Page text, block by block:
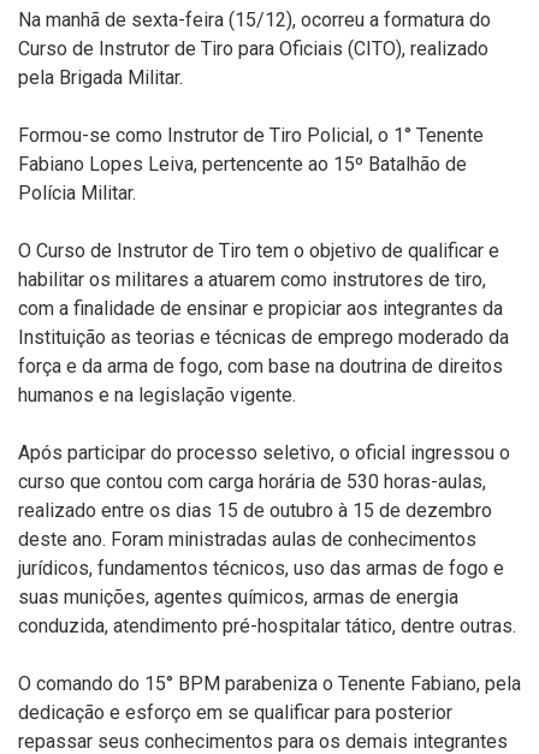
Na manhã de sexta-feira (15/12), ocorreu a formatura do
Curso de Instrutor de Tiro para Oficiais (CITO), realizado
pela Brigada Militar.
Formou-se como Instrutor de Tiro Policial, o 1° Tenente
Fabiano Lopes Leiva, pertencente ao 15º Batalhão de
Polícia Militar.
O Curso de Instrutor de Tiro tem o objetivo de qualificar e
habilitar os militares a atuarem como instrutores de tiro,
com a finalidade de ensinar e propiciar aos integrantes da
Instituição as teorias e técnicas de emprego moderado da
força e da arma de fogo, com base na doutrina de direitos
humanos e na legislação vigente.
Após participar do processo seletivo, o oficial ingressou o
curso que contou com carga horária de 530 horas-aulas,
realizado entre os dias 15 de outubro à 15 de dezembro
deste ano. Foram ministradas aulas de conhecimentos
jurídicos, fundamentos técnicos, uso das armas de fogo e
suas munições, agentes químicos, armas de energia
conduzida, atendimento pré-hospitalar tático, dentre outras.
O comando do 15° BPM parabeniza o Tenente Fabiano, pela
dedicação e esforço em se qualificar para posterior
repassar seus conhecimentos para os demais integrantes